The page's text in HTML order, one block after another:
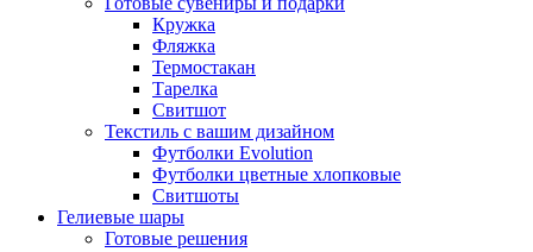
Кружка
Фляжка
Термостакан
Тарелка
Свитшот
Текстиль с вашим дизайном
Футболки Evolution
Футболки цветные хлопковые
Свитшоты
Гелиевые шары
Готовые решения